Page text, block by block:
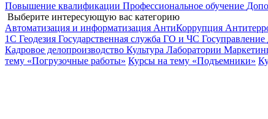
Повышение квалификации Профессиональное обучение
Выберите интересующую вас категорию
Автоматизация и информатизация АнтиКоррупция
1С Геодезия Государственная служба ГО и ЧС Госуправление
Кадровое делопроизводство Культура Лаборатории
тему «Погрузочные работы» Курсы на тему «Подъемники»